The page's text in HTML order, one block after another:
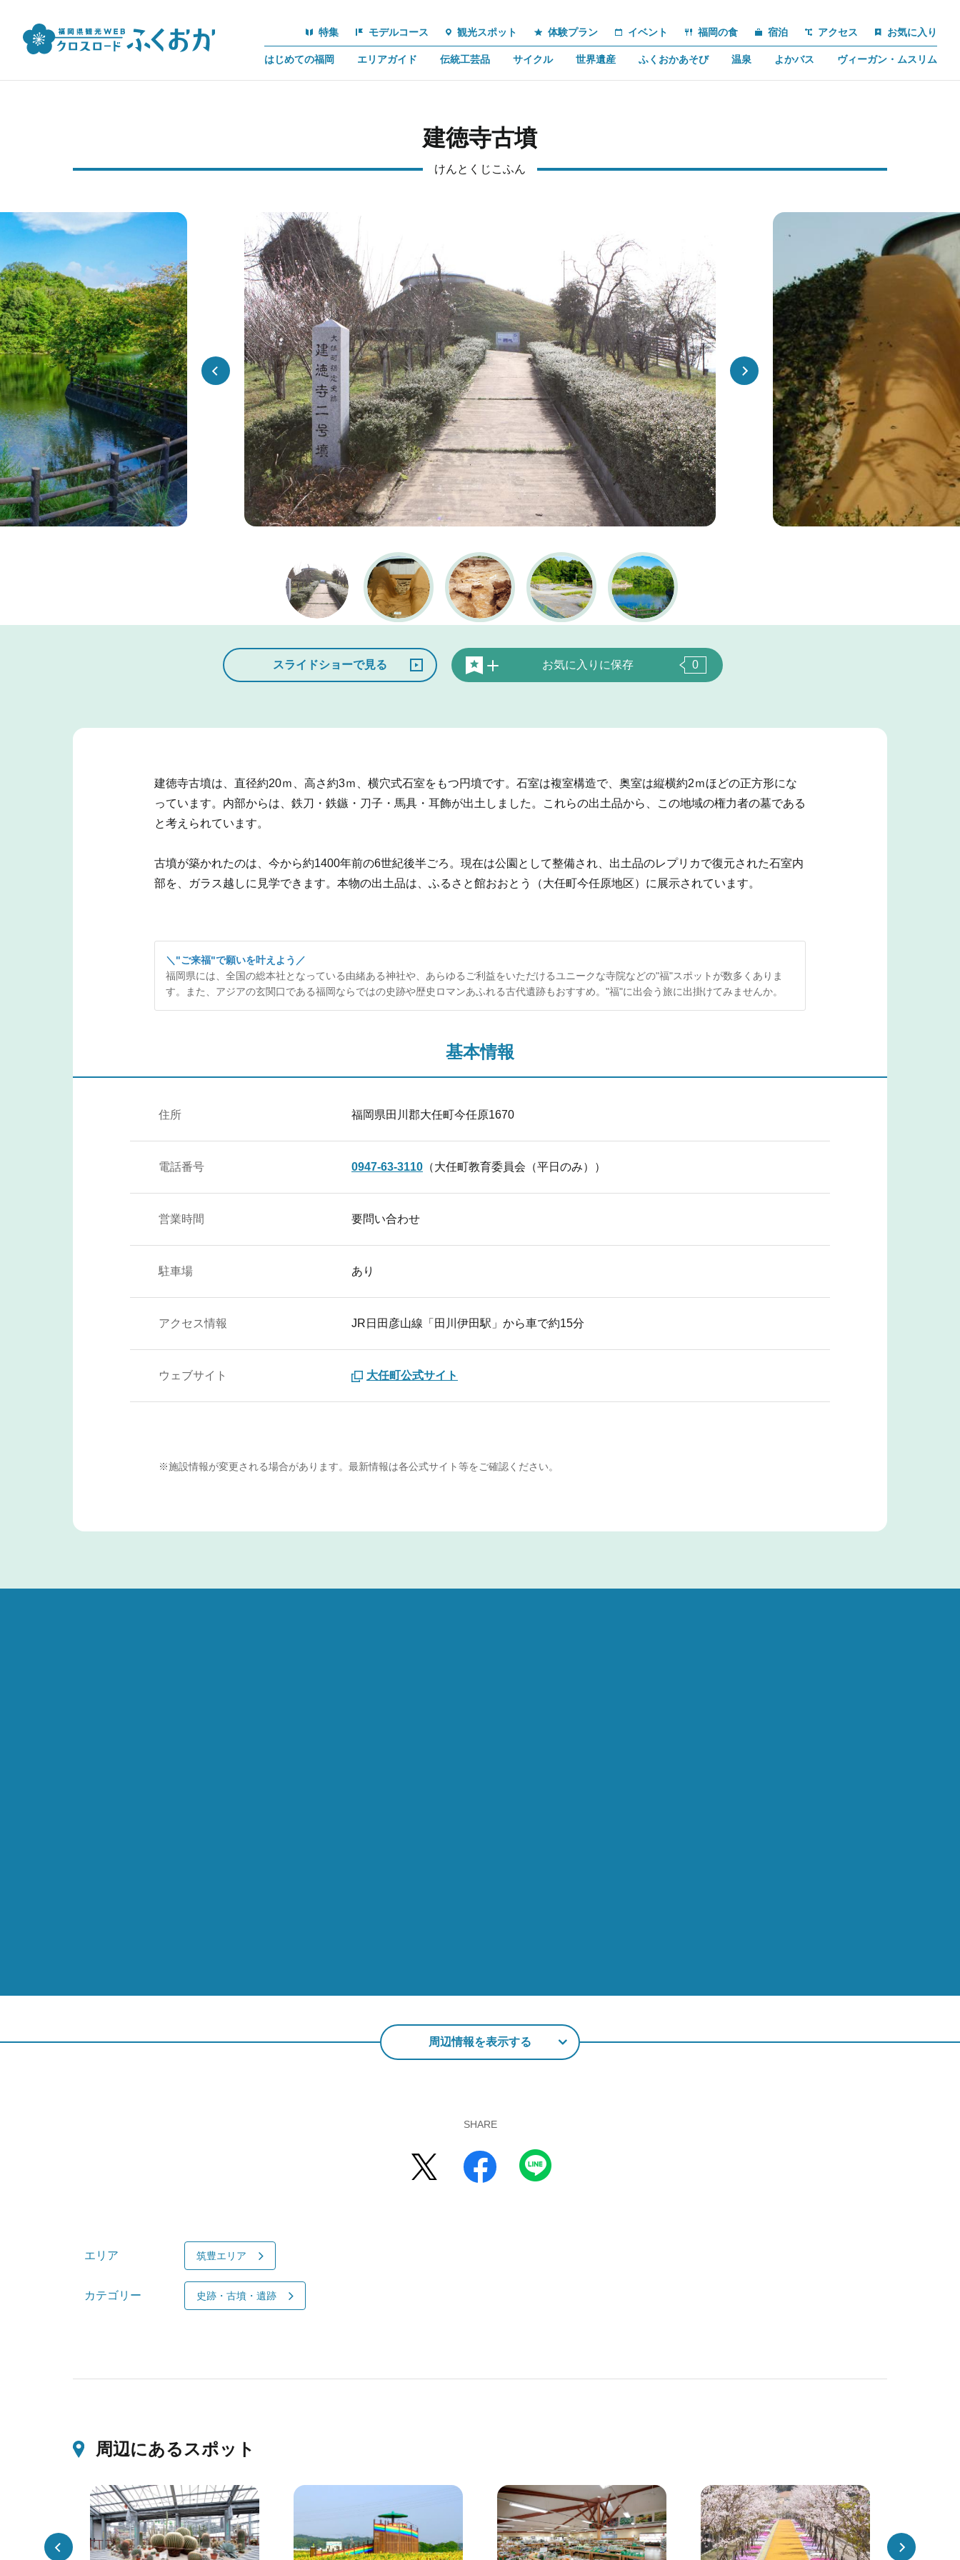
特集 モデルコース 観光スポット 体験プラン イベント 福岡の食 宿泊 アクセス お気に入り
はじめての福岡 エリアガイド 伝統工芸品 サイクル 世界遺産 ふくおかあそび 温泉 よかバス ヴィーガン・ムスリム
建徳寺古墳
けんとくじこふん
スライドショーで見る お気に入りに保存 0
建徳寺古墳は、直径約20ｍ、高さ約3ｍ、横穴式石室をもつ円墳です。石室は複室構造で、奥室は縦横約2ｍほどの正方形にな
っています。内部からは、鉄刀・鉄鏃・刀子・馬具・耳飾が出土しました。これらの出土品から、この地域の権力者の墓である
と考えられています。
古墳が築かれたのは、今から約1400年前の6世紀後半ごろ。現在は公園として整備され、出土品のレプリカで復元された石室内
部を、ガラス越しに見学できます。本物の出土品は、ふるさと館おおとう（大任町今任原地区）に展示されています。
＼"ご来福"で願いを叶えよう／
福岡県には、全国の総本社となっている由緒ある神社や、あらゆるご利益をいただけるユニークな寺院などの"福"スポットが数多くありま
す。また、アジアの玄関口である福岡ならではの史跡や歴史ロマンあふれる古代遺跡もおすすめ。"福"に出会う旅に出掛けてみませんか。
基本情報
住所 福岡県田川郡大任町今任原1670
電話番号 0947-63-3110 （大任町教育委員会（平日のみ））
営業時間 要問い合わせ
駐車場 あり
アクセス情報 JR日田彦山線「田川伊田駅」から車で約15分
ウェブサイト 大任町公式サイト
※施設情報が変更される場合があります。最新情報は各公式サイト等をご確認ください。
周辺情報を表示する
SHARE
エリア 筑豊エリア
カテゴリー 史跡・古墳・遺跡
周辺にあるスポット